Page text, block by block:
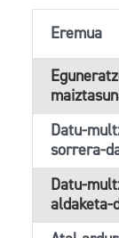
Eremua
Datu-
sorrera-
Datu-
aldaketa-